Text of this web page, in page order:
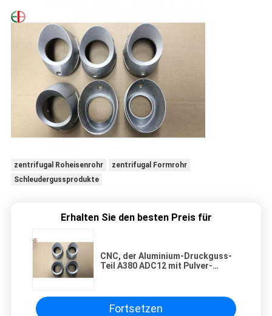
zentrifugal Roheisenrohr
zentrifugal Formrohr
Schleudergussprodukte
Erhalten Sie den besten Preis für
CNC, der Aluminium-Druckguss-
Teil A380 ADC12 mit Pulver-
Fortsetzen